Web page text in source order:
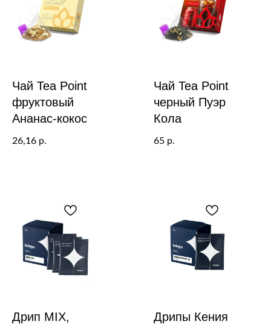
Чай Tea Point
фруктовый
Ананас-кокос
26,16 р.
Чай Tea Point
черный Пуэр
Кола
65 р.
Дрип MIX,
Дрипы Кения